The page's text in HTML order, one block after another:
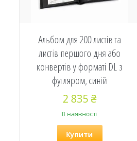
Альбом для 200 листів та
листів першого дня або
конвертів у форматі DL з
футляром, синій
2 835 ₴
В наявності
Купити